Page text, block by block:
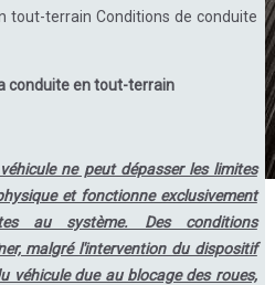
tout-terrain Conditions de conduite
conduite en tout-terrain
ne peut dépasser les limites
et fonctionne exclusivement
au système. Des conditions
malgré l'intervention du dispositif
véhicule due au blocage des roues,